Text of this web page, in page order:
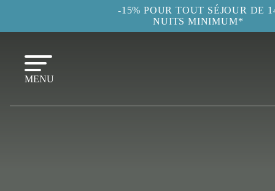
-15% POUR TOUT SÉJOUR DE
NUITS MINIMUM*
MENU